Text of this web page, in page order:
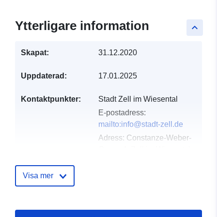
keyboard_arrow_up
Ytterligare information
Skapat: 31.12.2020
Uppdaterad: 17.01.2025
Kontaktpunkter:
Stadt Zell im Wiesental
E-postadress:
mailto:info@stadt-zell.de
Adress: Constanze-Weber-
Visa mer